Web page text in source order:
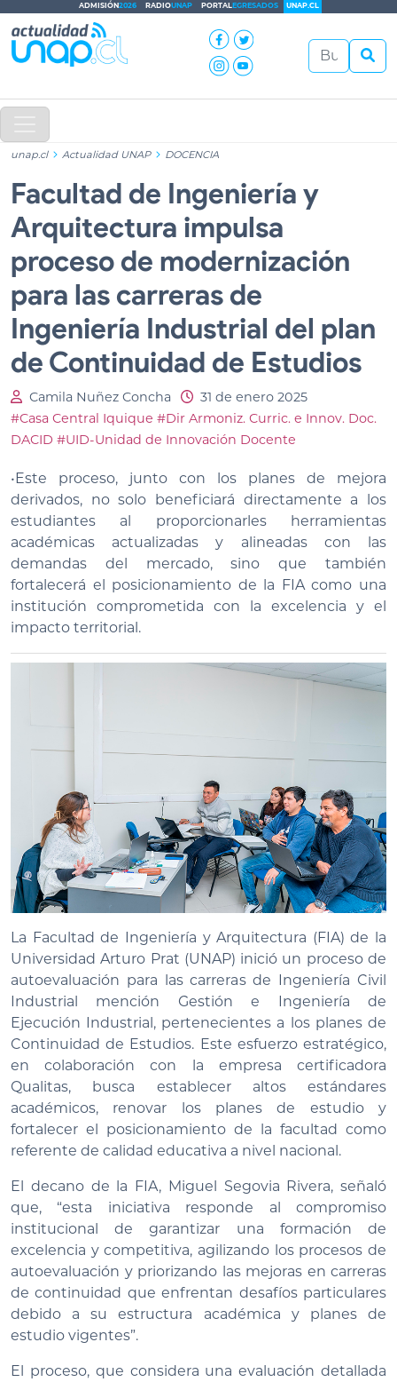
ADMISIÓN2026 RADIOUNAP PORTALEGRESADOS UNAP.CL
unap.cl Actualidad UNAP DOCENCIA
Facultad de Ingeniería y
Arquitectura impulsa
proceso de modernización
para las carreras de
Ingeniería Industrial del plan
de Continuidad de Estudios
Camila Nuñez Concha
31 de enero 2025
#Casa Central Iquique #Dir Armoniz. Curric. e Innov. Doc.
DACID #UID-Unidad de Innovación Docente
•Este proceso, junto con los planes de mejora
derivados, no solo beneficiará directamente a los
estudiantes al proporcionarles herramientas
académicas actualizadas y alineadas con las
demandas del mercado, sino que también
fortalecerá el posicionamiento de la FIA como una
institución comprometida con la excelencia y el
impacto territorial.
La Facultad de Ingeniería y Arquitectura (FIA) de la
Universidad Arturo Prat (UNAP) inició un proceso de
autoevaluación para las carreras de Ingeniería Civil
Industrial mención Gestión e Ingeniería de
Ejecución Industrial, pertenecientes a los planes de
Continuidad de Estudios. Este esfuerzo estratégico,
en colaboración con la empresa certificadora
Qualitas, busca establecer altos estándares
académicos, renovar los planes de estudio y
fortalecer el posicionamiento de la facultad como
referente de calidad educativa a nivel nacional.
El decano de la FIA, Miguel Segovia Rivera, señaló
que, “esta iniciativa responde al compromiso
institucional de garantizar una formación de
excelencia y competitiva, agilizando los procesos de
autoevaluación y priorizando las mejoras en carreras
de continuidad que enfrentan desafíos particulares
debido a su estructura académica y planes de
estudio vigentes”.
El proceso, que considera una evaluación detallada